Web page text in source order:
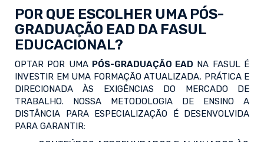
POR QUE ESCOLHER UMA PÓS-
GRADUAÇÃO EAD DA FASUL
EDUCACIONAL?
OPTAR POR UMA PÓS-GRADUAÇÃO EAD NA FASUL É
INVESTIR EM UMA FORMAÇÃO ATUALIZADA, PRÁTICA E
DIRECIONADA ÀS EXIGÊNCIAS DO MERCADO DE
TRABALHO. NOSSA METODOLOGIA DE ENSINO A
DISTÂNCIA PARA ESPECIALIZAÇÃO É DESENVOLVIDA
PARA GARANTIR: